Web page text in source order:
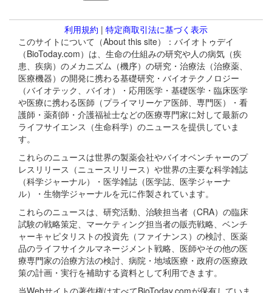
利用規約 | 特定商取引法に基づく表示
このサイトについて（About this site）：バイオトゥデイ
（BioToday.com）は、生命の仕組みの研究や人の病気（疾
患、疾病）のメカニズム（機序）の研究・治療法（治療薬、
医療機器）の開発に携わる基礎研究・バイオテクノロジー
（バイオテック、バイオ）・応用医学・基礎医学・臨床医学
や医療に携わる医師（プライマリーケア医師、専門医）・看
護師・薬剤師・介護福祉士などの医療専門家に対して最新の
ライフサイエンス（生命科学）のニュースを提供していま
す。
これらのニュースは世界の製薬会社やバイオベンチャーのプ
レスリリース（ニュースリリース）や世界の主要な科学雑誌
（科学ジャーナル）・医学雑誌（医学誌、医学ジャーナ
ル）・生物学ジャーナルを元に作製されています。
これらのニュースは、研究活動、治験担当者（CRA）の臨床
試験の戦略策定、マーケティング担当者の販売戦略、ベンチ
ャーキャピタリストの投資先（ファイナンス）の検討、医薬
品のライフサイクルマネージメント戦略、医師やその他の医
療専門家の治療方法の検討、病院・地域医療・政府の医療政
策の計画・実行を補助する資料として利用できます。